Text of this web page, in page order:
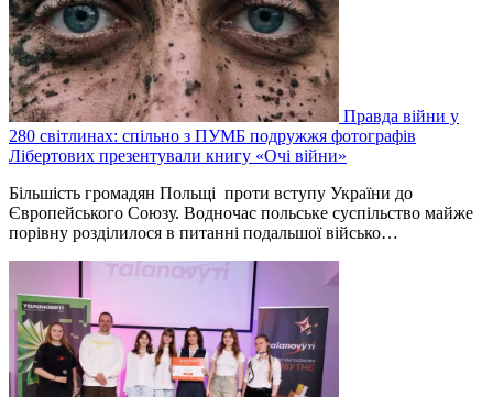
Правда війни у
280 світлинах: спільно з ПУМБ подружжя фотографів
Лібертових презентували книгу «Очі війни»
Більшість громадян Польщі проти вступу України до
Європейського Союзу. Водночас польське суспільство майже
порівну розділилося в питанні подальшої військо…